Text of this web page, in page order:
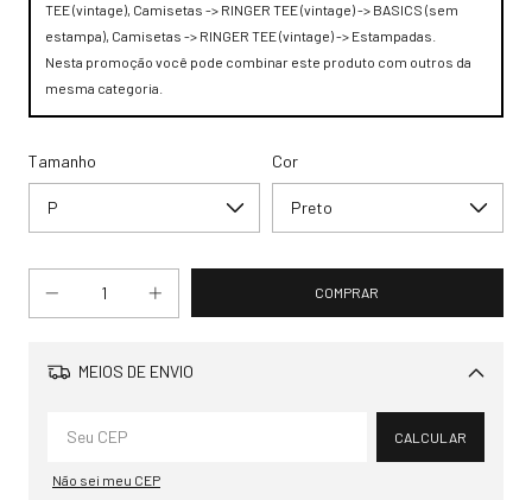
TEE (vintage), Camisetas -> RINGER TEE (vintage) -> BASICS (sem
estampa), Camisetas -> RINGER TEE (vintage) -> Estampadas.
Nesta promoção você pode combinar este produto com outros da
mesma categoria.
Tamanho Cor
MEIOS DE ENVIO
Alterar CEP
CALCULAR
Não sei meu CEP